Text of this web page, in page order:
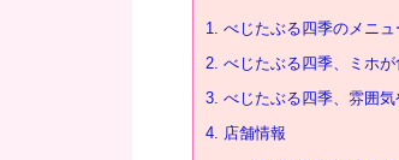
1.
べじたぶる四季のメニュ
2. べじたぶる四季、ミホが
3. べじたぶる四季、雰囲気
4.
店舗情報